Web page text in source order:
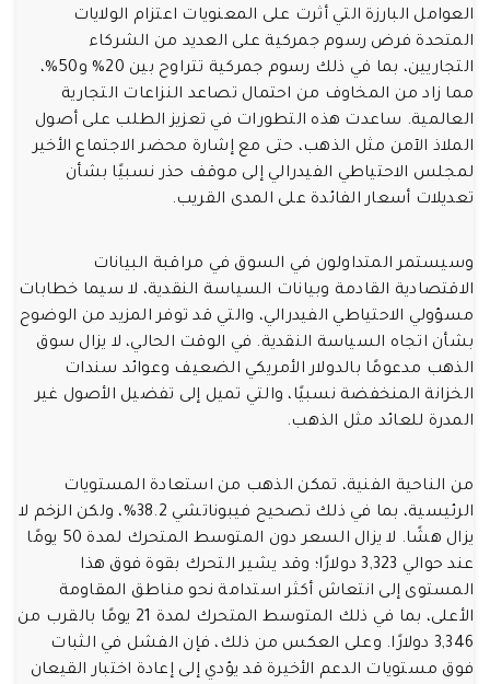
العوامل البارزة التي أثرت على المعنويات اعتزام الولايات
المتحدة فرض رسوم جمركية على العديد من الشركاء
التجاريين، بما في ذلك رسوم جمركية تتراوح بين 20% و50%،
مما زاد من المخاوف من احتمال تصاعد النزاعات التجارية
العالمية. ساعدت هذه التطورات في تعزيز الطلب على أصول
الملاذ الآمن مثل الذهب، حتى مع إشارة محضر الاجتماع الأخير
لمجلس الاحتياطي الفيدرالي إلى موقف حذر نسبيًا بشأن
تعديلات أسعار الفائدة على المدى القريب.
وسيستمر المتداولون في السوق في مراقبة البيانات
الاقتصادية القادمة وبيانات السياسة النقدية، لا سيما خطابات
مسؤولي الاحتياطي الفيدرالي، والتي قد توفر المزيد من الوضوح
بشأن اتجاه السياسة النقدية. في الوقت الحالي، لا يزال سوق
الذهب مدعومًا بالدولار الأمريكي الضعيف وعوائد سندات
الخزانة المنخفضة نسبيًا، والتي تميل إلى تفضيل الأصول غير
المدرة للعائد مثل الذهب.
من الناحية الفنية، تمكن الذهب من استعادة المستويات
الرئيسية، بما في ذلك تصحيح فيبوناتشي 38.2%، ولكن الزخم لا
يزال هشًا. لا يزال السعر دون المتوسط المتحرك لمدة 50 يومًا
عند حوالي 3,323 دولارًا؛ وقد يشير التحرك بقوة فوق هذا
المستوى إلى انتعاش أكثر استدامة نحو مناطق المقاومة
الأعلى، بما في ذلك المتوسط المتحرك لمدة 21 يومًا بالقرب من
3,346 دولارًا. وعلى العكس من ذلك، فإن الفشل في الثبات
فوق مستويات الدعم الأخيرة قد يؤدي إلى إعادة اختبار القيعان